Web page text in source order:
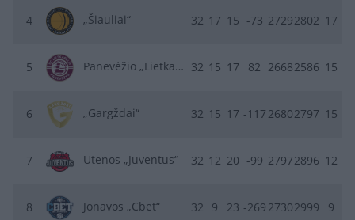
4 „Šiauliai“ 32 17 15 -73 27292802 17
5 Panevėžio „Lietkabelis“ 32 15 17 82 26682586 15
6 „Gargždai“ 32 15 17 -117 26802797 15
7 Utenos „Juventus“ 32 12 20 -99 27972896 12
8 Jonavos „Cbet“ 32 9 23 -269 27302999 9